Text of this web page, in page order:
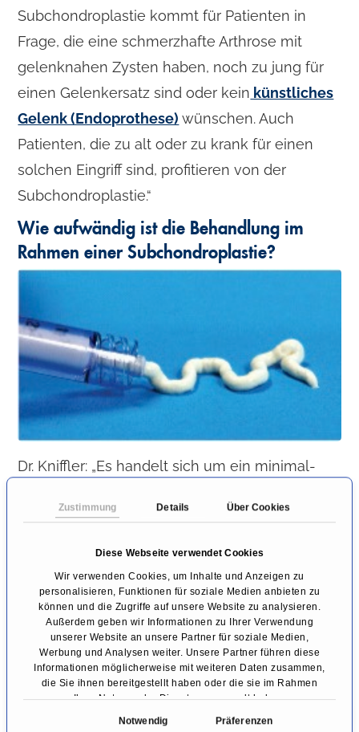
Zustimmung Details Über Cookies
Diese Webseite verwendet Cookies
Wir verwenden Cookies, um Inhalte und Anzeigen zu
personalisieren, Funktionen für soziale Medien anbieten zu
können und die Zugriffe auf unsere Website zu analysieren.
Außerdem geben wir Informationen zu Ihrer Verwendung
unserer Website an unsere Partner für soziale Medien,
Werbung und Analysen weiter. Unsere Partner führen diese
Informationen möglicherweise mit weiteren Daten zusammen,
die Sie ihnen bereitgestellt haben oder die sie im Rahmen
Ihrer Nutzung der Dienste gesammelt haben.
Notwendig Präferenzen
Subchondroplastie kommt für Patienten in
Frage, die eine schmerzhafte Arthrose mit
gelenknahen Zysten haben, noch zu jung für
einen Gelenkersatz sind oder kein künstliches
Gelenk (Endoprothese) wünschen. Auch
Patienten, die zu alt oder zu krank für einen
solchen Eingriff sind, profitieren von der
Subchondroplastie.“
Wie aufwändig ist die Behandlung im
Rahmen einer Subchondroplastie?
Dr. Kniffler: „Es handelt sich um ein minimal-
sterilen Bedingungen in Vollnarkose
Gelenk muss dafür nicht eröffnet werden. Nach
einem kleinen Hautschnitt wird unter
Röntgenkontrolle eine Kanüle platziert, über
die dann die Knochenpaste in den zystischen
Bereich gespritzt wird. Diese Paste besteht aus
einer Kalzium-Phosphat Mischung (wie unsere
Knochen), ist ähnlich zähflüssig wie Zahnpasta,